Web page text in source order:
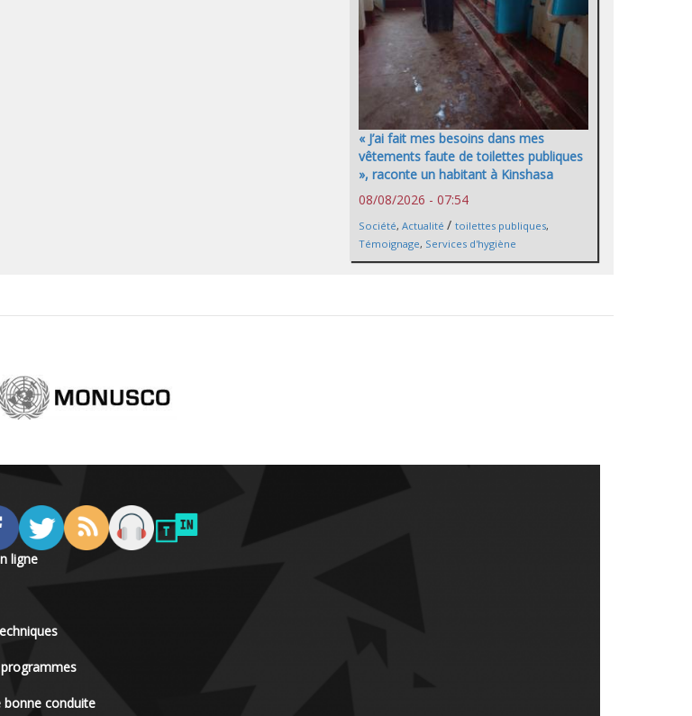
« J’ai fait mes besoins dans mes
vêtements faute de toilettes publiques
», raconte un habitant à Kinshasa
08/08/2026 - 07:54
Société, Actualité / toilettes publiques,
Témoignage, Services d'hygiène
ligne
bonne conduite